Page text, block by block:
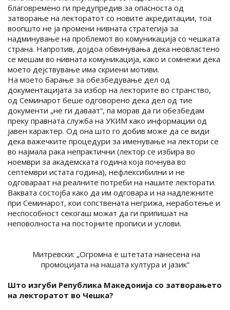
благовремено ги предупредив за опасноста од
затворање на лекторатот со новите акредитации, тоа
воопшто не ја промени нивната стратегија за
надминување на проблемот во комуникација со чешката
страна. Напротив, дојдоа обвинувања дека неовластено
се мешам во нивната комуникација, како и сомнежи дека
моето дејствување има скриени мотиви.
На моето барање за обезбедување дел од
документацијата за избор на лекторите во странство,
од Семинарот беше одговорено дека дел од тие
документи „не ги даваат“, па морав да ги обезбедам
преку правната служба на УКИМ како информации од
јавен карактер. Од она што го добив може да се види
дека важечките процедури за именување на лектори се
во најмала рака непрактични (лектор се избира во
ноември за академската година која почнува во
септември истата година), нефлексибилни и не
одговараат на реалните потреби на нашите лекторати.
Ваквата состојба како да им одговара и на надлежните
при Семинарот, кои сопствената негрижа, неработење и
неспособност секогаш можат да ги припишат на
неповолноста на постојните прописи и услови.
Митревски: „Огромна е штетата нанесена на
промоцијата на нашата култура и јазик“
Што изгуби Република Македонија со затворањето
на лекторатот во Чешка?